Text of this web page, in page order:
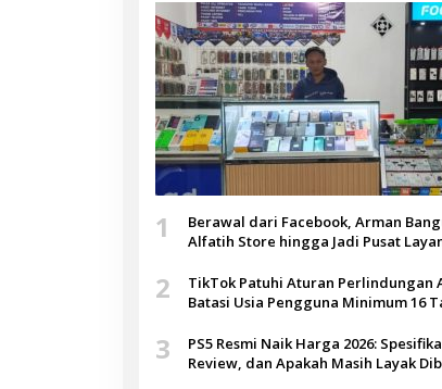
1
Berawal dari Facebook, Arman
Alfatih Store hingga Jadi Pusat
2
TikTok Patuhi Aturan Perlindungan
Batasi Usia Pengguna Minimum 16
3
PS5 Resmi Naik Harga 2026:
Review, dan Apakah Masih Layak